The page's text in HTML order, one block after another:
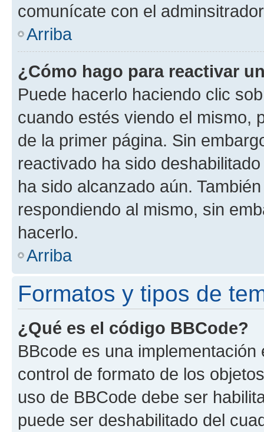
comunícate con el
Arriba
¿Cómo hago para reactivar
Puede hacerlo haciendo clic
cuando estés viendo el mismo,
de la primer página. Sin
reactivado ha sido
ha sido alcanzado aún.
respondiendo al mismo, sin
hacerlo.
Arriba
Formatos y tipos de
¿Qué es el código BBCode?
BBcode es una
control de formato de los
uso de BBCode debe ser
puede ser deshabilitado del